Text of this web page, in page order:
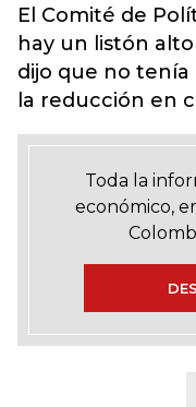
El Comité de
hay un listón
dijo que no
la reducción en
Toda la
económico,